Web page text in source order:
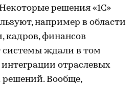
решения «1С»
например в области
кадров, финансов
системы ждали в том
отраслевых
Вообще,